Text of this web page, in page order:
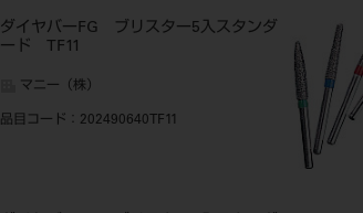
ダイヤバーFG ブリスター5入スタンダ
ード TF11
マニー（株）
品目コード ：202490640TF11